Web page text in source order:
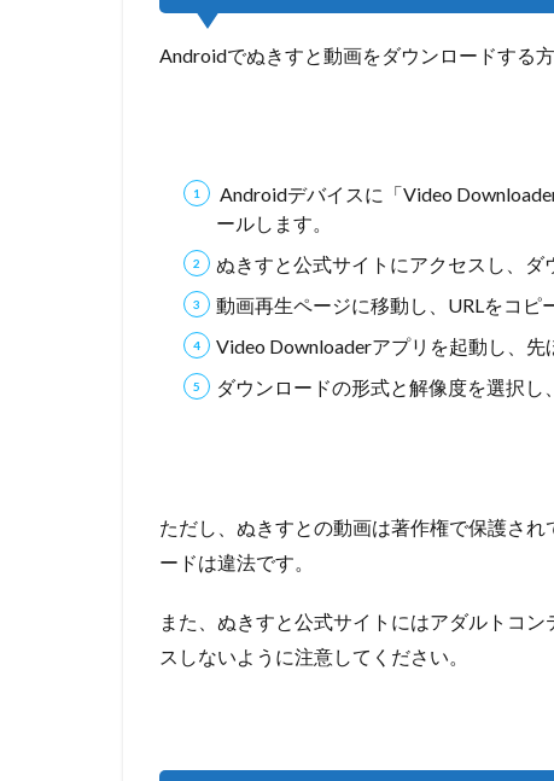
注意
すと
の録
ダウ
ード
に関
する
質問
画は
無料
ダウ
ンロ
Androidでぬきすと動画をダウンロードする
Androidデバイスに「Video
ールします。
ぬきすと公式サイトにアクセスし、ダ
動画再生ページに移動し、URLをコピ
Video Downloaderアプリを起動し、先
ダウンロードの形式と解像度を選択し
ただし、ぬきすとの動画は著作権で保護さ
ードは違法です。
また、ぬきすと公式サイトにはアダルトコ
スしないように注意してください。